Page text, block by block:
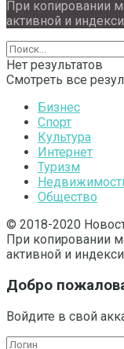
При копировании
активной и
Нет результатов
Смотреть все
Бизнес
Спорт
Культура
Интернет
Туризм
Общество
© 2018-2020
При копировании
активной и
Добро
Войдите в свой